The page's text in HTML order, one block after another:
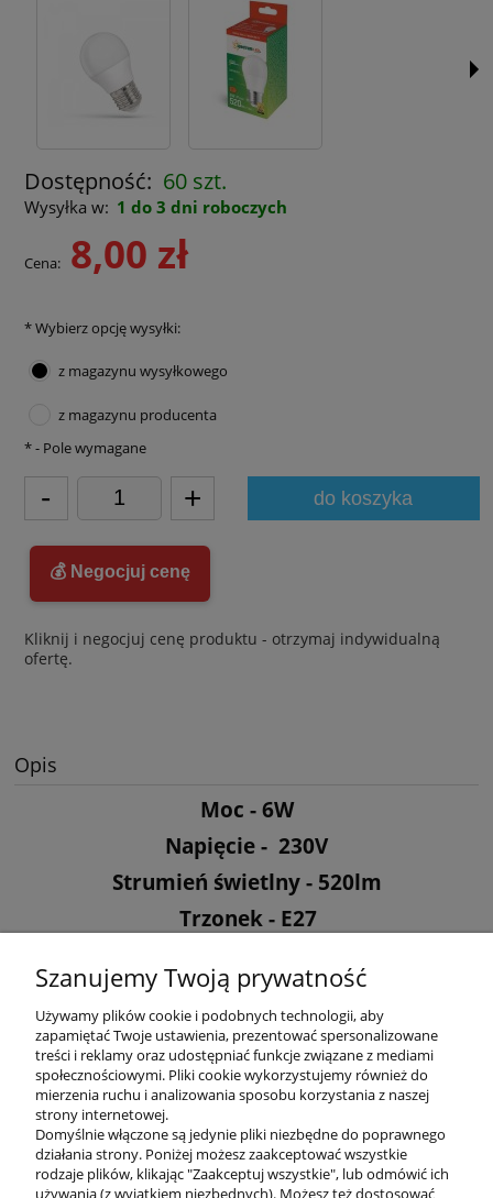
Dostępność: 60 szt.
Wysyłka w: 1 do 3 dni roboczych
Cena: 8,00 zł
*Wybierz opcję wysyłki:
z magazynu wysyłkowego
z magazynu producenta
- + do koszyka
*- Pole wymagane
💰 Negocjuj cenę
Kliknij i negocjuj cenę produktu - otrzymaj indywidualną
ofertę.
Opis
Moc - 6W
Napięcie - 230V
Strumień świetlny - 520lm
Trzonek - E27
Kąt rozsyłu światła - 160°
KONTAKT
DODATKOWE
Szanujemy Twoją prywatność
Używamy plików cookie i podobnych technologii, aby
zapamiętać Twoje ustawienia, prezentować spersonalizowane
treści i reklamy oraz udostępniać funkcje związane z mediami
społecznościowymi. Pliki cookie wykorzystujemy również do
mierzenia ruchu i analizowania sposobu korzystania z naszej
strony internetowej.
Domyślnie włączone są jedynie pliki niezbędne do poprawnego
działania strony. Poniżej możesz zaakceptować wszystkie
rodzaje plików, klikając "Zaakceptuj wszystkie", lub odmówić ich
używania (z wyjątkiem niezbędnych). Możesz też dostosować